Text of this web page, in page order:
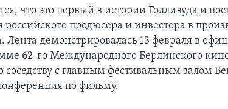
что это первый в истории Голливуда и
российского продюсера и инвестора в
Лента демонстрировалась 13 февраля в
62-го Международного Берлинского
соседству с главным фестивальным залом
по фильму.